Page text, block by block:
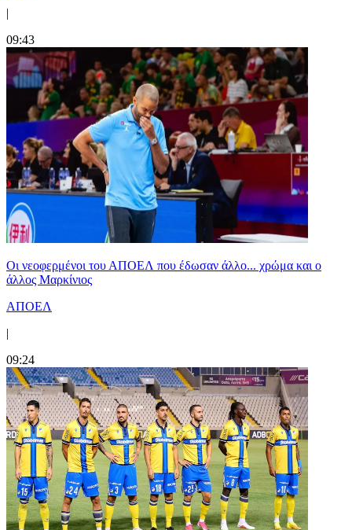
|
09:43
Οι νεοφερμένοι του ΑΠΟΕΛ που έδωσαν άλλο... χρώμα και ο
άλλος Μαρκίνιος
ΑΠΟΕΛ
|
09:24